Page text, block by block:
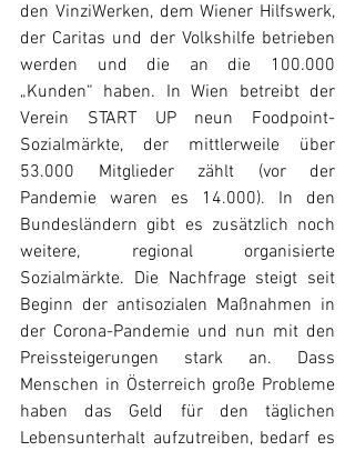
den VinziWerken, dem Wiener Hilfswerk,
der Caritas und der Volkshilfe betrieben
werden und die an die 100.000
„Kunden“ haben. In Wien betreibt der
Verein START UP neun Foodpoint-
Sozialmärkte, der mittlerweile über
53.000 Mitglieder zählt (vor der
Pandemie waren es 14.000). In den
Bundesländern gibt es zusätzlich noch
weitere, regional organisierte
Sozialmärkte. Die Nachfrage steigt seit
Beginn der antisozialen Maßnahmen in
der Corona-Pandemie und nun mit den
Preissteigerungen stark an. Dass
Menschen in Österreich große Probleme
haben das Geld für den täglichen
Lebensunterhalt aufzutreiben, bedarf es